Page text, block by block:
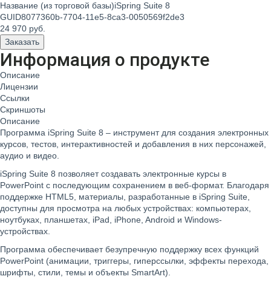
Название (из торговой базы)iSpring Suite 8
GUID8077360b-7704-11e5-8ca3-0050569f2de3
24 970 руб.
Заказать
Информация о продукте
Описание
Лицензии
Ссылки
Скриншоты
Описание
Программа iSpring Suite 8 – инструмент для создания электронных
курсов, тестов, интерактивностей и добавления в них персонажей,
аудио и видео.
iSpring Suite 8 позволяет создавать электронные курсы в
PowerPoint с последующим сохранением в веб-формат. Благодаря
поддержке HTML5, материалы, разработанные в iSpring Suite,
доступны для просмотра на любых устройствах: компьютерах,
ноутбуках, планшетах, iPad, iPhone, Android и Windows-
устройствах.
Программа обеспечивает безупречную поддержку всех функций
PowerPoint (анимации, триггеры, гиперссылки, эффекты перехода,
шрифты, стили, темы и объекты SmartArt).